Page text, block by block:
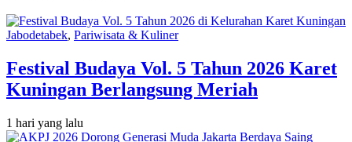
Jabodetabek, Pariwisata & Kuliner
Festival Budaya Vol. 5 Tahun 2026 Karet
Kuningan Berlangsung Meriah
1 hari yang lalu